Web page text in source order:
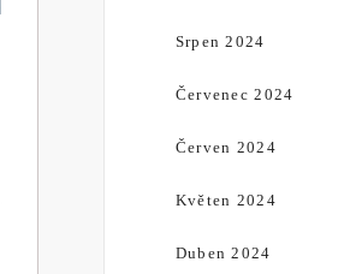
Srpen 2024
Červenec 2024
Červen 2024
Květen 2024
Duben 2024